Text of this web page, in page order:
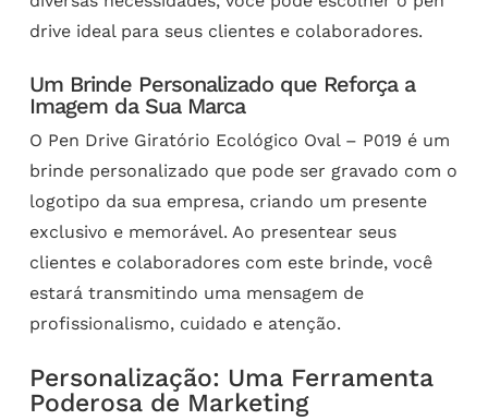
drive ideal para seus clientes e colaboradores.
Um Brinde Personalizado que Reforça a
Imagem da Sua Marca
O Pen Drive Giratório Ecológico Oval – P019 é um
brinde personalizado que pode ser gravado com o
logotipo da sua empresa, criando um presente
exclusivo e memorável. Ao presentear seus
clientes e colaboradores com este brinde, você
estará transmitindo uma mensagem de
profissionalismo, cuidado e atenção.
Personalização: Uma Ferramenta
Poderosa de Marketing